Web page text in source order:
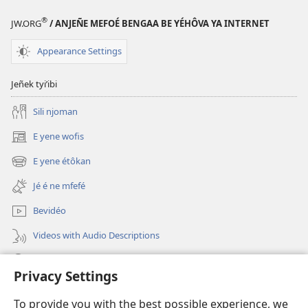
Privacy Settings
To provide you with the best possible experience, we
a
JW.ORG® / ANJEÑE MEFOÉ BENGAA BE YÉHÔVA YA INTERNET
Appearance Settings
Jeñek tyi’ibi
Sili njoman
E yene wofis
(opens
new
window)
E yene étôkan
(opens
new
window)
Jé é ne mfefé
Bevidéo
Videos with Audio Descriptions
(opens